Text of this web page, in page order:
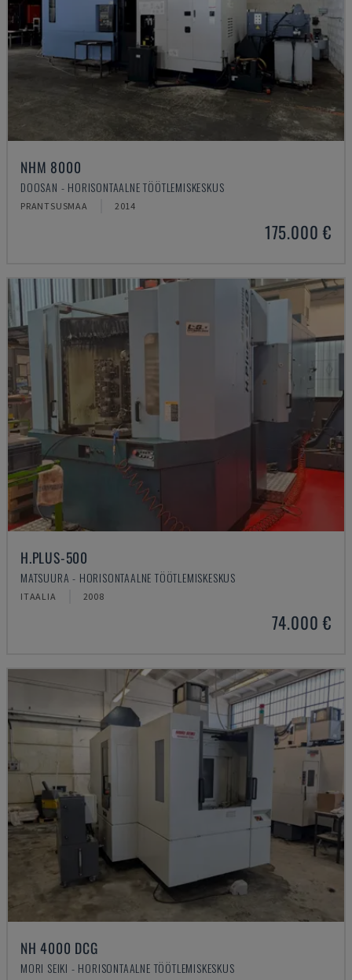
NHM 8000
DOOSAN - HORISONTAALNE TÖÖTLEMISKESKUS
PRANTSUSMAA 2014
175.000 €
H.PLUS-500
MATSUURA - HORISONTAALNE TÖÖTLEMISKESKUS
ITAALIA 2008
74.000 €
NH 4000 DCG
MORI SEIKI - HORISONTAALNE TÖÖTLEMISKESKUS